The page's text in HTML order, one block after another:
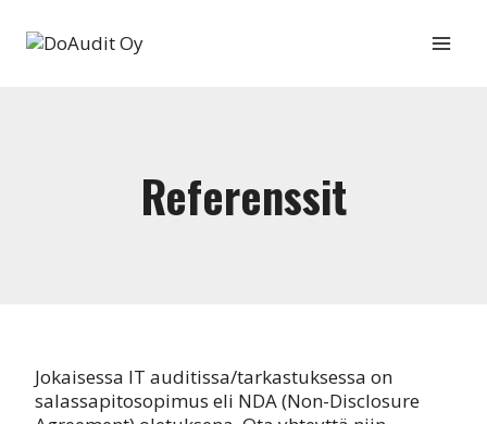
sisältöön
Referenssit
Jokaisessa IT auditissa/tarkastuksessa on
salassapitosopimus eli NDA (Non-Disclosure